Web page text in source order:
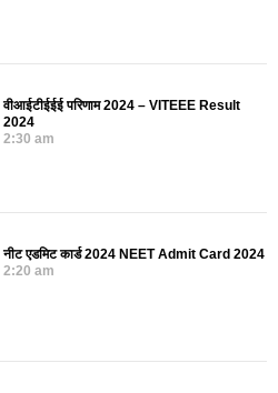
वीआईटीईईई परिणाम 2024 – VITEEE Result
2024
2:30 am
नीट एडमिट कार्ड 2024 NEET Admit Card 2024
2:20 am